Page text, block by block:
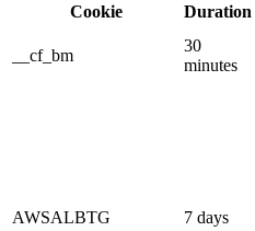
Cookie
Duration
__cf_bm
30
minutes
AWSALBTG 7 days